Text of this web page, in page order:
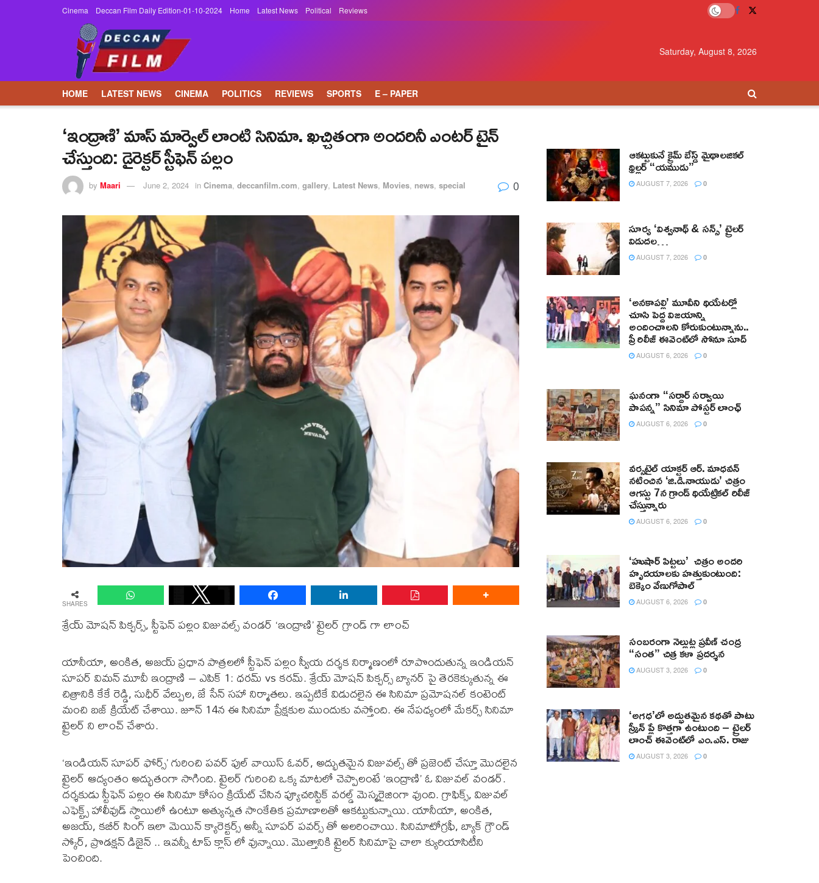
Cinema Deccan Film Daily Edition-01-10-2024 Home Latest News Political Reviews
Saturday, August 8, 2026
HOME LATEST NEWS CINEMA POLITICS REVIEWS SPORTS E – PAPER
‘ఇంద్రాణి’ మాస్ మార్వెల్ లాంటి సినిమా. ఖచ్చితంగా అందరినీ ఎంటర్ టైన్
చేస్తుంది: డైరెక్టర్ స్టీఫెన్ పల్లం
by Maari June 2, 2024 in Cinema, deccanfilm.com, gallery, Latest News, Movies, news, special 0
SHARES
శ్రేయ్ మోషన్ పిక్చర్స్, స్టీఫెన్ పల్లం విజువల్స్ వండర్ ‘ఇంద్రాణి’ ట్రైలర్ గ్రాండ్ గా లాంచ్
యానీయా, అంకిత, అజయ్ ప్రధాన పాత్రలలో స్టీఫెన్ పల్లం స్వీయ దర్శక నిర్మాణంలో రూపొందుతున్న ఇండియన్
సూపర్ విమన్ మూవీ ఇంద్రాణి – ఎపిక్ 1: ధరమ్ vs కరమ్. శ్రేయ్ మోషన్ పిక్చర్స్ బ్యానర్ పై తెరకెక్కుతున్న ఈ
చిత్రానికి కేకే రెడ్డి, సుధీర్ వేల్పుల, జే సేన్ సహా నిర్మాతలు. ఇప్పటికే విడుదలైన ఈ సినిమా ప్రమోషనల్ కంటెంట్
మంచి బజ్ క్రియేట్ చేశాయి. జూన్ 14న ఈ సినిమా ప్రేక్షకుల ముందుకు వస్తోంది. ఈ నేపధ్యంలో మేకర్స్ సినిమా
ట్రైలర్ ని లాంచ్ చేశారు.
‘ఇండియన్ సూపర్ ఫోర్స్’ గురించి పవర్ ఫుల్ వాయిస్ ఓవర్, అద్భుతమైన విజువల్స్ తో ప్రజెంట్ చేస్తూ మొదలైన
ట్రైలర్ ఆద్యంతం అద్భుతంగా సాగింది. ట్రైలర్ గురించి ఒక్క మాటలో చెప్పాలంటే ‘ఇంద్రాణి’ ఓ విజువల్ వండర్.
దర్శకుడు స్టీఫెన్ పల్లం ఈ సినిమా కోసం క్రియేట్ చేసిన ఫ్యూచరిస్టిక్ వరల్డ్ మెస్మరైజింగా వుంది. గ్రాఫిక్స్, విజువల్
ఎఫెక్ట్స్ హాలీవుడ్ స్థాయిలో ఉంటూ అత్యున్నత సాంకేతిక ప్రమాణాలతో ఆకట్టుకున్నాయి. యానీయా, అంకిత,
అజయ్, కబీర్ సింగ్ ఇలా మెయిన్ క్యారెక్టర్స్ అన్నీ సూపర్ పవర్స్ తో అలరించాయి. సినిమాటోగ్రఫీ, బ్యాక్ గ్రౌండ్
స్కోర్, ప్రొడక్షన్ డిజైన్ .. ఇవన్నీ టాప్ క్లాస్ లో వున్నాయి. మొత్తానికి ట్రైలర్ సినిమాపై చాలా క్యురియాసిటీని
పెంచింది.
ఆకట్టుకునే క్రైమ్ బేస్డ్ మైథాలజికల్
థ్రిల్లర్ “యముడు”
AUGUST 7, 2026 0
సూర్య ‘విశ్వనాథ్ & సన్స్’ ట్రైలర్
విడుదల…
AUGUST 7, 2026 0
‘అనకాపల్లి’ మూవీని థియేటర్లో
చూసి పెద్ద విజయాన్ని
అందించాలని కోరుకుంటున్నాను..
ప్రీ రిలీజ్ ఈవెంట్‌లో సోనూ సూద్
AUGUST 6, 2026 0
ఘనంగా “సర్దార్ సర్వాయి
పాపన్న” సినిమా పోస్టర్ లాంఛ్
AUGUST 6, 2026 0
వర్సటైల్ యాక్టర్ ఆర్‌. మాధవన్‌
నటించిన ‘జి.డి.నాయుడు’ చిత్రం
ఆగస్టు 7న గ్రాండ్ థియేట్రికల్ రిలీజ్
చేస్తున్నారు
AUGUST 6, 2026 0
‘హుషార్‌ పిట్టలు’ చిత్రం అందరి
హృదయాలకు హత్తుకుంటుంది:
బెక్కెం వేణుగోపాల్‌
AUGUST 6, 2026 0
సంబరంగా నెల్లుట్ల ప్రవీణ్ చంద్ర
“సంత” చిత్ర కళా ప్రదర్శన
AUGUST 3, 2026 0
‘అగధ’లో అద్భుతమైన కథతో పాటు
స్క్రీన్ ప్లే కొత్తగా ఉంటుంది – ట్రైలర్
లాంచ్ ఈవెంట్‌లో ఎం.ఎస్. రాజు
AUGUST 3, 2026 0